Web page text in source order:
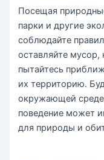
Посещая
парки и другие
соблюдайте
оставляйте мусор,
пытайтесь
их территорию.
окружающей
поведение может
для природы и